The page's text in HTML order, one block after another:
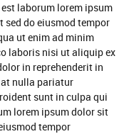
laborum lorem ipsum
do eiusmod tempor
ut enim ad minim
laboris nisi ut aliquip ex
in reprehenderit in
nulla pariatur
sunt in culpa qui
lorem ipsum dolor sit
tempor